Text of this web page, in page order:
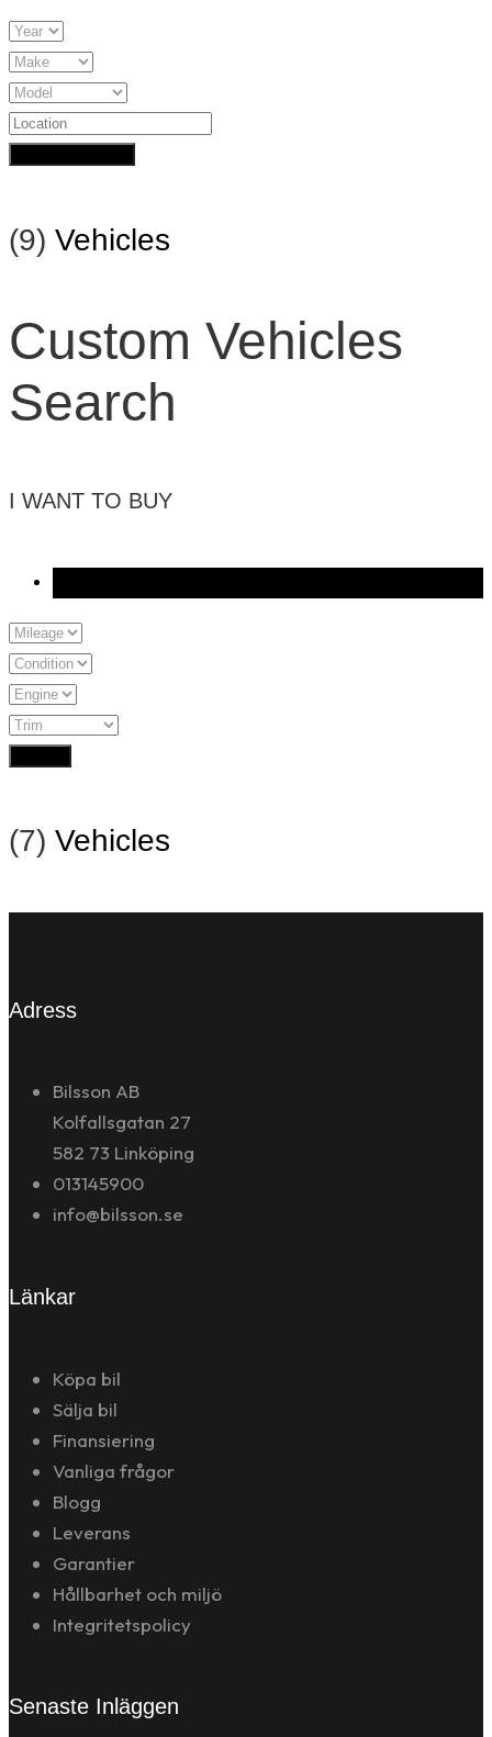
(9) Vehicles
Custom Vehicles
Search
I WANT TO BUY
(7) Vehicles
Adress
Bilsson AB
Kolfallsgatan 27
582 73 Linköping
013145900
info@bilsson.se
Länkar
Köpa bil
Sälja bil
Finansiering
Vanliga frågor
Blogg
Leverans
Garantier
Hållbarhet och miljö
Integritetspolicy
Senaste Inläggen